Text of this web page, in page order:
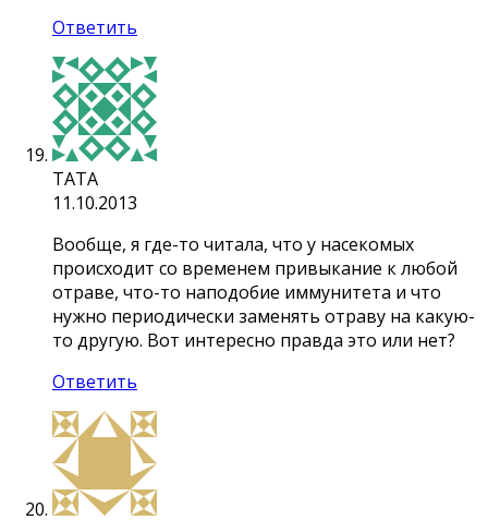
Ответить
TATA
11.10.2013
Вообще, я где-то читала, что у насекомых
происходит со временем привыкание к любой
отраве, что-то наподобие иммунитета и что
нужно периодически заменять отраву на какую-
то другую. Вот интересно правда это или нет?
Ответить